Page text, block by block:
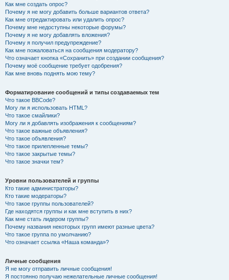
Как мне создать опрос?
Почему я не могу добавить больше вариантов ответа?
Как мне отредактировать или удалить опрос?
Почему мне недоступны некоторые форумы?
Почему я не могу добавлять вложения?
Почему я получил предупреждение?
Как мне пожаловаться на сообщения модератору?
Что означает кнопка «Сохранить» при создании сообщения?
Почему моё сообщение требует одобрения?
Как мне вновь поднять мою тему?
Форматирование сообщений и типы создаваемых тем
Что такое BBCode?
Могу ли я использовать HTML?
Что такое смайлики?
Могу ли я добавлять изображения к сообщениям?
Что такое важные объявления?
Что такое объявления?
Что такое прилепленные темы?
Что такое закрытые темы?
Что такое значки тем?
Уровни пользователей и группы
Кто такие администраторы?
Кто такие модераторы?
Что такое группы пользователей?
Где находятся группы и как мне вступить в них?
Как мне стать лидером группы?
Почему названия некоторых групп имеют разные цвета?
Что такое группа по умолчанию?
Что означает ссылка «Наша команда»?
Личные сообщения
Я не могу отправить личные сообщения!
Я постоянно получаю нежелательные личные сообщения!